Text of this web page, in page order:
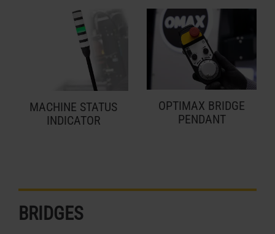
MACHINE STATUS
INDICATOR
OPTIMAX BRIDGE
PENDANT
BRIDGES